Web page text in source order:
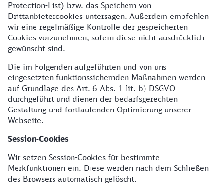
Protection-List) bzw. das Speichern von
Drittanbietercookies untersagen. Außerdem empfehlen
wir eine regelmäßige Kontrolle der gespeicherten
Cookies vorzunehmen, sofern diese nicht ausdrücklich
gewünscht sind.
Die im Folgenden aufgeführten und von uns
eingesetzten funktionssichernden Maßnahmen werden
auf Grundlage des Art. 6 Abs. 1 lit. b) DSGVO
durchgeführt und dienen der bedarfsgerechten
Gestaltung und fortlaufenden Optimierung unserer
Webseite.
Session-Cookies
Wir setzen Session-Cookies für bestimmte
Merkfunktionen ein. Diese werden nach dem Schließen
des Browsers automatisch gelöscht.